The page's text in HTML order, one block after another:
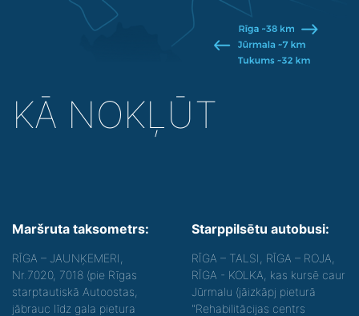
KĀ NOKĻŪT
Maršruta taksometrs:
RĪGA – JAUNĶEMERI,
Nr.7020, 7018 (pie Rīgas
starptautiskā Autoostas,
jābrauc līdz gala pietura
Starppilsētu autobusi:
RĪGA – TALSI, RĪGA – ROJA,
RĪGA - KOLKA, kas kursē caur
Jūrmalu (jāizkāpj pieturā
"Rehabilitācijas centrs